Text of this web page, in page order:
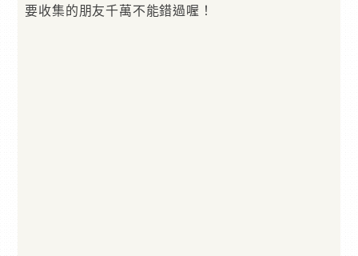
要收集的朋友千萬不能錯過喔！